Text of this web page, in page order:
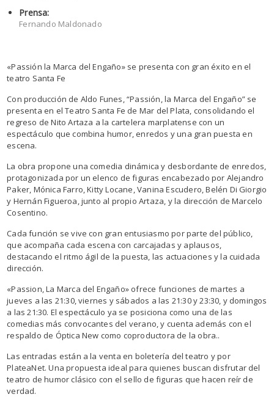
Prensa:
Fernando Maldonado
«Passión la Marca del Engaño» se presenta con gran éxito en el
teatro Santa Fe
Con producción de Aldo Funes, “Passión, la Marca del Engaño” se
presenta en el Teatro Santa Fe de Mar del Plata, consolidando el
regreso de Nito Artaza a la cartelera marplatense con un
espectáculo que combina humor, enredos y una gran puesta en
escena.
La obra propone una comedia dinámica y desbordante de enredos,
protagonizada por un elenco de figuras encabezado por Alejandro
Paker, Mónica Farro, Kitty Locane, Vanina Escudero, Belén Di Giorgio
y Hernán Figueroa, junto al propio Artaza, y la dirección de Marcelo
Cosentino.
Cada función se vive con gran entusiasmo por parte del público,
que acompaña cada escena con carcajadas y aplausos,
destacando el ritmo ágil de la puesta, las actuaciones y la cuidada
dirección.
«Passion, La Marca del Engaño» ofrece funciones de martes a
jueves a las 21:30, viernes y sábados a las 21:30 y 23:30, y domingos
a las 21:30. El espectáculo ya se posiciona como una de las
comedias más convocantes del verano, y cuenta además con el
respaldo de Óptica New como coproductora de la obra..
Las entradas están a la venta en boletería del teatro y por
PlateaNet. Una propuesta ideal para quienes buscan disfrutar del
teatro de humor clásico con el sello de figuras que hacen reír de
verdad.